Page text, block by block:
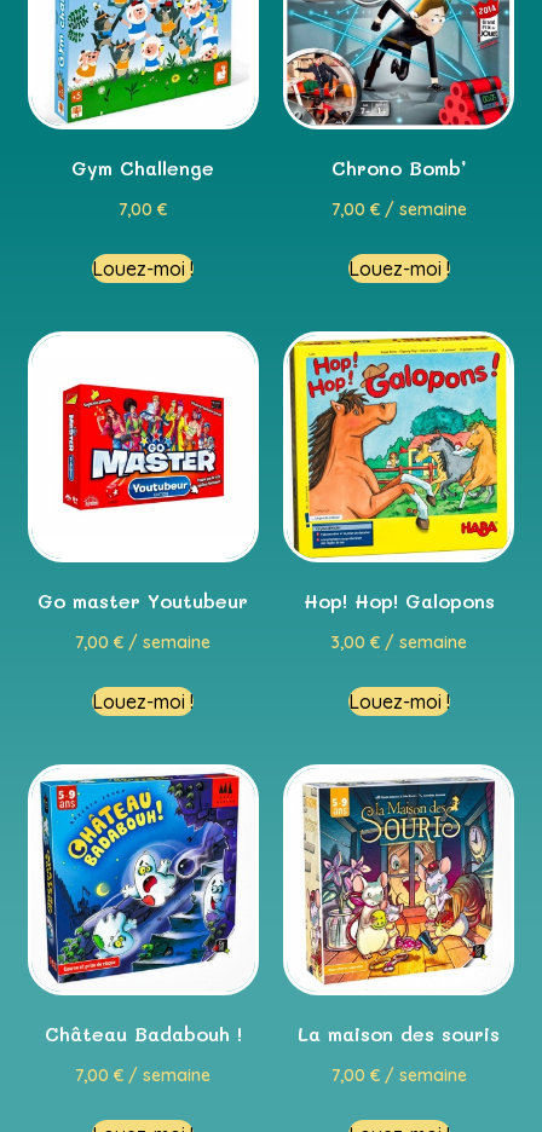
Gym Challenge
7,00€
Louez-moi !
Chrono Bomb’
7,00 €/ semaine
Louez-moi !
Go master Youtubeur
7,00€ / semaine
Louez-moi !
Hop! Hop! Galopons
3,00€ / semaine
Louez-moi !
Château Badabouh !
7,00€ / semaine
La maison des souris
7,00 €/ semaine